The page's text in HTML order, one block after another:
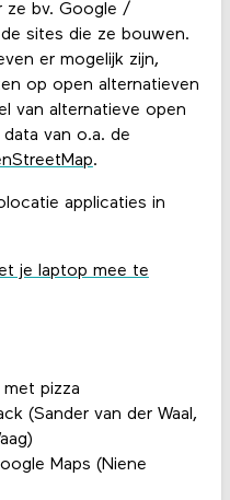
ze bv. Google /
sites die ze bouwen.
er mogelijk zijn,
op open alternatieven
van alternatieve open
van o.a. de
.
applicaties in
je laptop mee te
pizza
(Sander van der Waal,
Maps (Niene